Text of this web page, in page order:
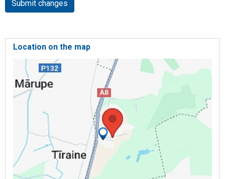
Submit changes
Location on the map